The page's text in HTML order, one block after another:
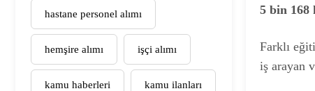
hastane personel alımı
hemşire alımı işçi alımı
kamu haberleri kamu ilanları
5 bin 168
Farklı
iş arayan